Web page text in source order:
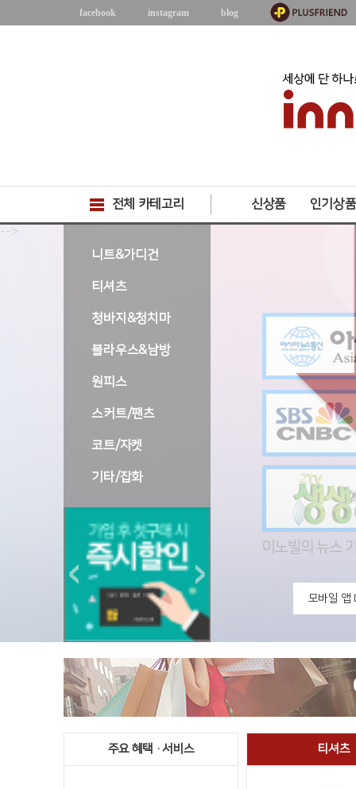
facebook instagram blog
전체 카테고리 신상품 인기상품
니트&가디건
티셔츠
청바지&청치마
블라우스&남방
원피스
스커트/팬츠
코트/자켓
기타/잡화
모바일 앱
-->
주요 혜택 · 서비스 티셔츠